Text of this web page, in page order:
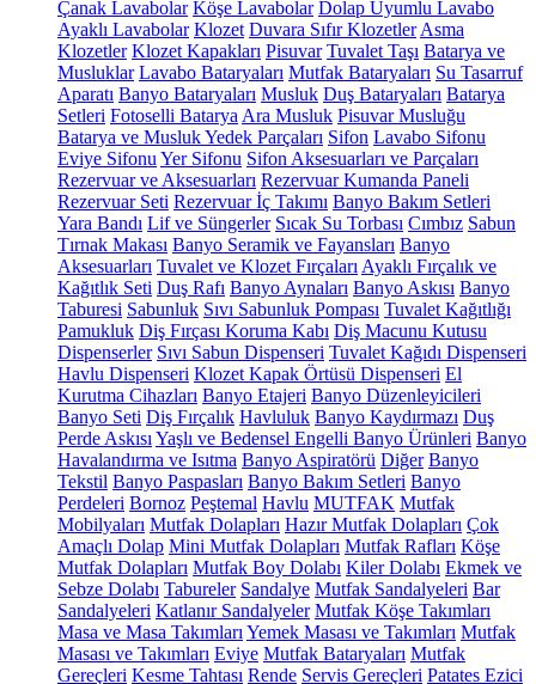
Çanak Lavabolar Köşe Lavabolar Dolap Uyumlu Lavabo
Ayaklı Lavabolar Klozet Duvara Sıfır Klozetler Asma
Klozetler Klozet Kapakları Pisuvar Tuvalet Taşı Batarya ve
Musluklar Lavabo Bataryaları Mutfak Bataryaları Su Tasarruf
Aparatı Banyo Bataryaları Musluk Duş Bataryaları Batarya
Setleri Fotoselli Batarya Ara Musluk Pisuvar Musluğu
Batarya ve Musluk Yedek Parçaları Sifon Lavabo Sifonu
Eviye Sifonu Yer Sifonu Sifon Aksesuarları ve Parçaları
Rezervuar ve Aksesuarları Rezervuar Kumanda Paneli
Rezervuar Seti Rezervuar İç Takımı Banyo Bakım Setleri
Yara Bandı Lif ve Süngerler Sıcak Su Torbası Cımbız Sabun
Tırnak Makası Banyo Seramik ve Fayansları Banyo
Aksesuarları Tuvalet ve Klozet Fırçaları Ayaklı Fırçalık ve
Kağıtlık Seti Duş Rafı Banyo Aynaları Banyo Askısı Banyo
Taburesi Sabunluk Sıvı Sabunluk Pompası Tuvalet Kağıtlığı
Pamukluk Diş Fırçası Koruma Kabı Diş Macunu Kutusu
Dispenserler Sıvı Sabun Dispenseri Tuvalet Kağıdı Dispenseri
Havlu Dispenseri Klozet Kapak Örtüsü Dispenseri El
Kurutma Cihazları Banyo Etajeri Banyo Düzenleyicileri
Banyo Seti Diş Fırçalık Havluluk Banyo Kaydırmazı Duş
Perde Askısı Yaşlı ve Bedensel Engelli Banyo Ürünleri Banyo
Havalandırma ve Isıtma Banyo Aspiratörü Diğer Banyo
Tekstil Banyo Paspasları Banyo Bakım Setleri Banyo
Perdeleri Bornoz Peştemal Havlu MUTFAK Mutfak
Mobilyaları Mutfak Dolapları Hazır Mutfak Dolapları Çok
Amaçlı Dolap Mini Mutfak Dolapları Mutfak Rafları Köşe
Mutfak Dolapları Mutfak Boy Dolabı Kiler Dolabı Ekmek ve
Sebze Dolabı Tabureler Sandalye Mutfak Sandalyeleri Bar
Sandalyeleri Katlanır Sandalyeler Mutfak Köşe Takımları
Masa ve Masa Takımları Yemek Masası ve Takımları Mutfak
Masası ve Takımları Eviye Mutfak Bataryaları Mutfak
Gereçleri Kesme Tahtası Rende Servis Gereçleri Patates Ezici